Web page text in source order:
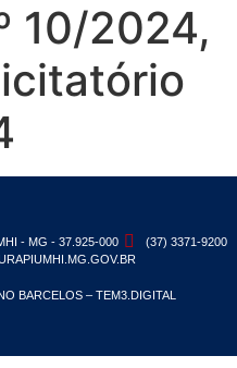
10/2024,
- MG - 37.925-000
(37) 3371-9200
BARCELOS – TEM3.DIGITAL